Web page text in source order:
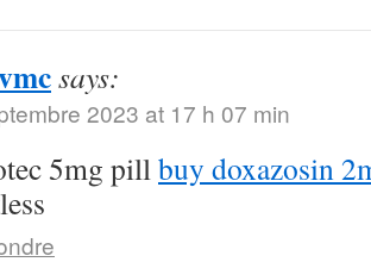
says:
2023 at 17 h 07 min
5mg pillbuy doxazosin